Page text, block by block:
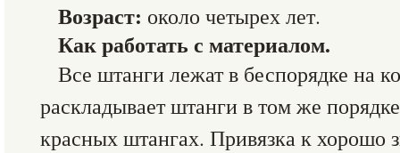
Возраст: около четырех лет.
Как работать с материалом.
Все штанги лежат в беспорядке на
раскладывает штанги в том же
красных штангах. Привязка к хорошо